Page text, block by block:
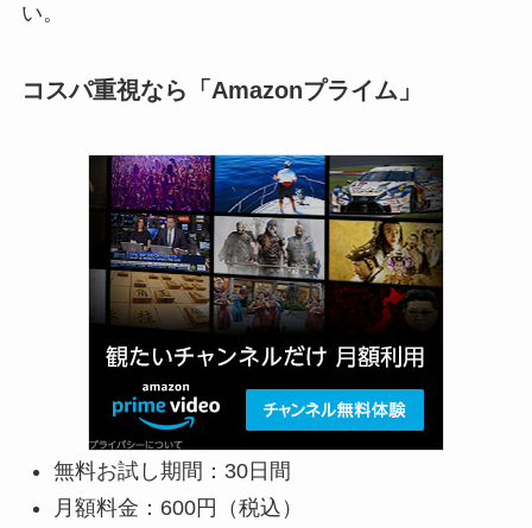
い。
コスパ重視なら「Amazonプライム」
無料お試し期間：30日間
月額料金：600円（税込）